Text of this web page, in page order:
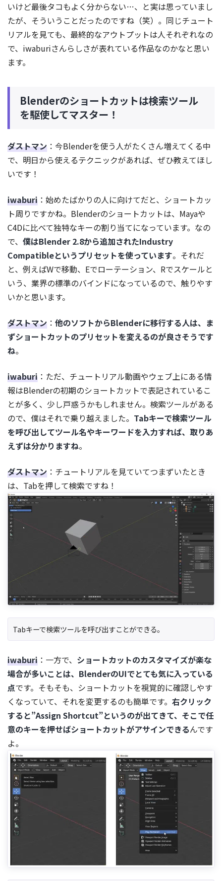
いけど最後タコもよく分からない…、と実は思っていまし
たが、そういうことだったのですね（笑）。同じチュート
リアルを見ても、最終的なアウトプットは人それぞれなの
で、iwaburiさんらしさが表れている作品なのかなと思い
ます。
Blenderのショートカットは検索ツール
を駆使してマスター！
ダストマン ：今Blenderを使う人がたくさん増えてくる中
で、明日から使えるテクニックがあれば、ぜひ教えてほし
いです！
iwaburi ：始めたばかりの人に向けてだと、ショートカッ
ト周りですかね。Blenderのショートカットは、Mayaや
C4Dに比べて独特なキーの割り当てになっています。なの
で、 僕はBlender 2.8から追加されたIndustry
Compatibleというプリセットを使っています。それだ
と、例えばWで移動、Eでローテーション、Rでスケールと
いう、業界の標準のバインドになっているので、触りやす
いかと思います。
ダストマン ： 他のソフトからBlenderに移行する人は、ま
ずショートカットのプリセットを変えるのが良さそうです
ね。
iwaburi ：ただ、チュートリアル動画やウェブ上にある情
報はBlenderの初期のショートカットで表記されているこ
とが多く、少し戸惑うかもしれません。検索ツールがある
ので、僕はそれで乗り越えました。 Tabキーで検索ツール
を呼び出してツール名やキーワードを入力すれば、取りあ
えずは分かりますね。
ダストマン ：チュートリアルを見ていてつまずいたとき
は、Tabを押して検索ですね！
Tabキーで検索ツールを呼び出すことができる。
iwaburi ：一方で、 ショートカットのカスタマイズが楽な
場合が多いことは、BlenderのUIでとても気に入っている
点です。そもそも、ショートカットを視覚的に確認しやす
くなっていて、それを変更するのも簡単です。 右クリック
すると”Assign Shortcut”というのが出てきて、そこで任
意のキーを押せばショートカットがアサインできるんです
よ。